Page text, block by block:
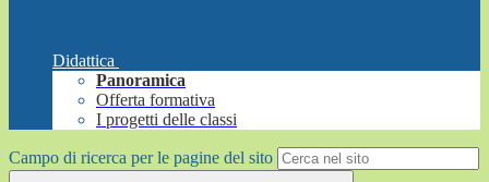
Didattica
Panoramica
Offerta formativa
I progetti delle classi
Campo di ricerca per le pagine del sito